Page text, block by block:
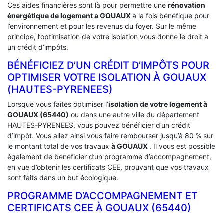
Ces aides financières sont là pour permettre une rénovation
énergétique de logement aGOUAUXà la fois bénéfique pour
l’environnement et pour les revenus du foyer. Sur le même
principe, l’optimisation de votre isolation vous donne le droit à
un crédit d’impôts.
BÉNÉFICIEZ D’UN CRÉDIT D’IMPÔTS POUR
OPTIMISER VOTRE ISOLATION À ‎GOUAUX
(HAUTES-PYRENEES)
Lorsque vous faites optimiser l’isolation de votre logement à
GOUAUX (65440) ou dans une autre ville du département
HAUTES-PYRENEES, vous pouvez bénéficier d’un crédit
d’impôt. Vous allez ainsi vous faire rembourser jusqu’à 80 % sur
le montant total de vos travaux à GOUAUX . Il vous est possible
également de bénéficier d’un programme d’accompagnement,
en vue d’obtenir les certificats CEE, prouvant que vos travaux
sont faits dans un but écologique.
PROGRAMME D’ACCOMPAGNEMENT ET
CERTIFICATS CEE À ‎GOUAUX (65440)